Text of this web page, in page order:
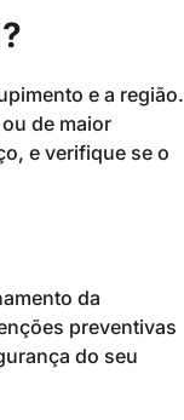
e a região.
de maior
e verifique se o
da
preventivas
do seu